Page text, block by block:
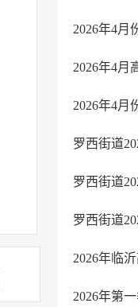
2026年4月
2026年4月
2026年4月
罗西街道
罗西街道
罗西街道
2026年临
2026年第